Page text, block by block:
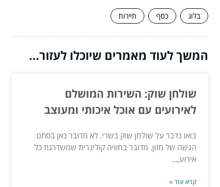
בלוג כסף תיירות
המשך לעוד מאמרים שיוכלו לעזור...
שולחן שוק: השירות המושלם
לאירועים עם אוכל איכותי ומעוצב
בואו נדבר על שולחן שוק בשרי. לא מדובר כאן בסתם
הגשה של מזון. מדובר בחוויה קולינרית שמשדרגת כל
אירוע,...
קרא עוד »